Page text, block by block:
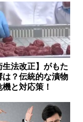
生法改正】がもた
は？伝統的な漬物
と対応策！